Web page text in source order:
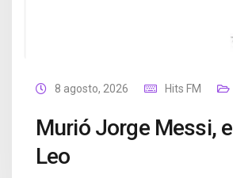
8 agosto, 2026 Hits FM
Murió Jorge Messi,
Leo